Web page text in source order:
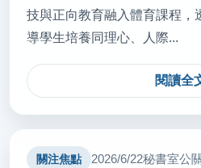
技與正向教育融入體育課程，
導學生培養同理心、人際...
閱讀全
關注焦點 2026/6/22秘書室公